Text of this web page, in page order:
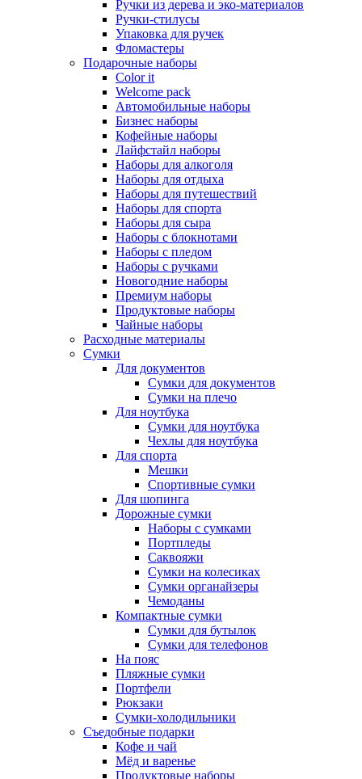
Ручки из дерева и эко-материалов
Ручки-стилусы
Упаковка для ручек
Фломастеры
Подарочные наборы
Color it
Welcome pack
Автомобильные наборы
Бизнес наборы
Кофейные наборы
Лайфстайл наборы
Наборы для алкоголя
Наборы для отдыха
Наборы для путешествий
Наборы для спорта
Наборы для сыра
Наборы с блокнотами
Наборы с пледом
Наборы с ручками
Новогодние наборы
Премиум наборы
Продуктовые наборы
Чайные наборы
Расходные материалы
Сумки
Для документов
Сумки для документов
Сумки на плечо
Для ноутбука
Сумки для ноутбука
Чехлы для ноутбука
Для спорта
Мешки
Спортивные сумки
Для шопинга
Дорожные сумки
Наборы с сумками
Портпледы
Саквояжи
Сумки на колесиках
Сумки органайзеры
Чемоданы
Компактные сумки
Сумки для бутылок
Сумки для телефонов
На пояс
Пляжные сумки
Портфели
Рюкзаки
Сумки-холодильники
Съедобные подарки
Кофе и чай
Мёд и варенье
Продуктовые наборы